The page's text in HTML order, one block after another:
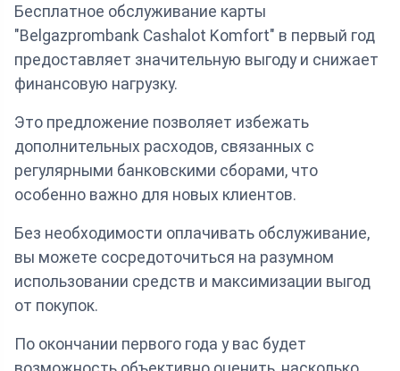
Бесплатное обслуживание карты
"Belgazprombank Cashalot Komfort" в первый год
предоставляет значительную выгоду и снижает
финансовую нагрузку.
Это предложение позволяет избежать
дополнительных расходов, связанных с
регулярными банковскими сборами, что
особенно важно для новых клиентов.
Без необходимости оплачивать обслуживание,
вы можете сосредоточиться на разумном
использовании средств и максимизации выгод
от покупок.
По окончании первого года у вас будет